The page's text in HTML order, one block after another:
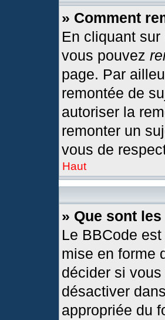
» Comment
En cliquant sur
vous pouvez
page. Par
remontée de
autoriser la
remonter un
vous de
Haut
» Que sont
Le BBCode
mise en forme
décider si
désactiver
appropriée du